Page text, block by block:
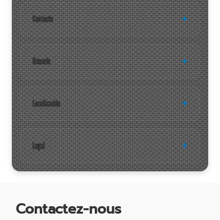
Contacto
Usuario
Localización
Legal
Contactez-nous